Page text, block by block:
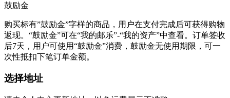
鼓励金
购买标有”鼓励金”字样的商品，用户在支付完成后可获得购物
返现。“鼓励金”可在“我的邮乐”-“我的资产”中查看。订单签收
后7天，用户可使用“鼓励金”消费，鼓励金无使用期限，可一
次性抵扣下笔订单金额。
选择地址